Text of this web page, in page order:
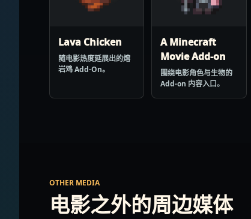
Lava Chicken
随电影热度延展出的熔
岩鸡 Add-On。
A Minecraft
Movie Add-on
围绕电影角色与生物的
Add-on 内容入口。
OTHER MEDIA
电影之外的周边媒体